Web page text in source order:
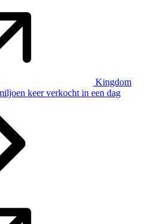
Kingdom
keer verkocht in een dag